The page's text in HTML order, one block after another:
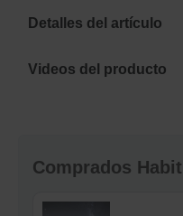
Detalles del artículo
Videos del producto
Comprados